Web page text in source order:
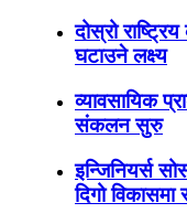
दोस्रो
घटाउने लक्ष्य
व्यावसायिक
संकलन सुरु
इन्जिनियर्स
दिगो विकासमा